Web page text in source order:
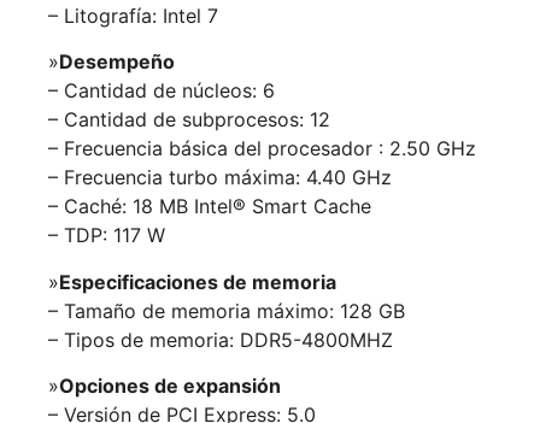
– Litografía: Intel 7
»Desempeño
– Cantidad de núcleos: 6
– Cantidad de subprocesos: 12
– Frecuencia básica del procesador : 2.50 GHz
– Frecuencia turbo máxima: 4.40 GHz
– Caché: 18 MB Intel® Smart Cache
– TDP: 117 W
»Especificaciones de memoria
– Tamaño de memoria máximo: 128 GB
– Tipos de memoria: DDR5-4800MHZ
»Opciones de expansión
– Versión de PCI Express: 5.0